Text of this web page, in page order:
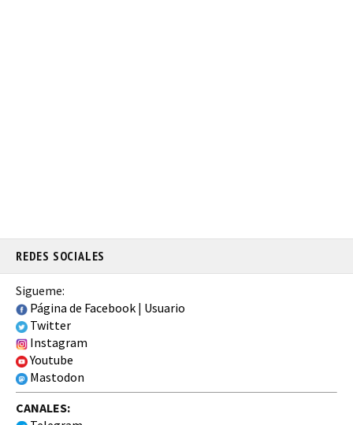
REDES SOCIALES
Sigueme:
Página de Facebook | Usuario
Twitter
Instagram
Youtube
Mastodon
CANALES: